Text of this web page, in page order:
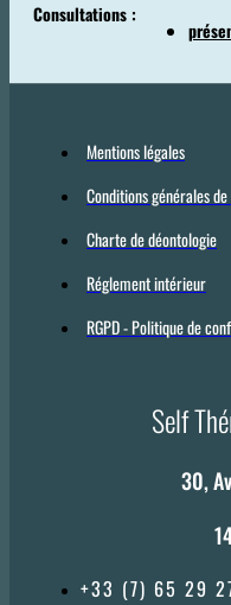
Consultations :
Mentions légales
Conditions générales
Charte de déontologie
Réglement intérieur
RGPD - Politique de
Self
30,
+33 (7) 65 29